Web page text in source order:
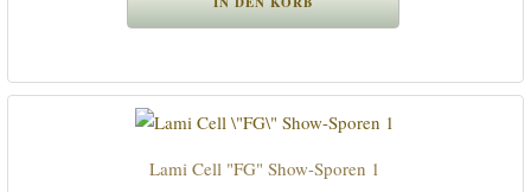
Lami Cell "FG" Show-Sporen 1